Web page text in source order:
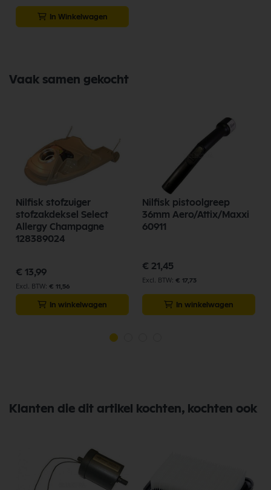
In Winkelwagen
Vaak samen gekocht
Nilfisk stofzuiger
stofzakdeksel Select
Allergy Champagne
128389024
€ 13,99
€ 11,56
In winkelwagen
Nilfisk pistoolgreep
36mm Aero/Attix/Maxxi
60911
€ 21,45
€ 17,73
In winkelwagen
Klanten die dit artikel kochten, kochten ook